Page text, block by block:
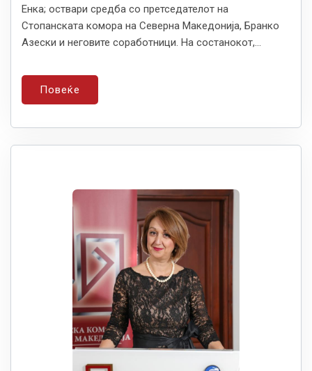
Енка; оствари средба со претседателот на
Стопанската комора на Северна Македонија, Бранко
Азески и неговите соработници. На состанокот,...
Повеќе